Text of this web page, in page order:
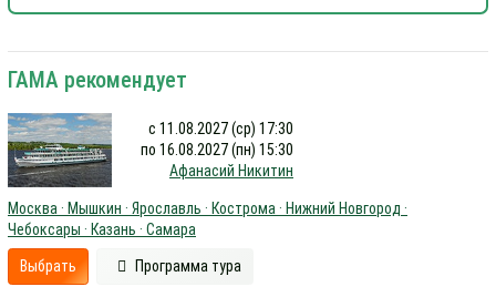
ГАМА рекомендует
с 11.08.2027 (ср) 17:30
по 16.08.2027 (пн) 15:30
Афанасий Никитин
Москва · Мышкин · Ярославль · Кострома · Нижний Новгород ·
Чебоксары · Казань · Самара
Выбрать Программа тура